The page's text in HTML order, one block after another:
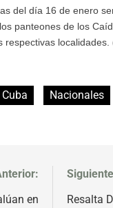
del día 16 de enero
panteones de los
respectivas localidades.
Cuba
Nacionales
en
Resalta